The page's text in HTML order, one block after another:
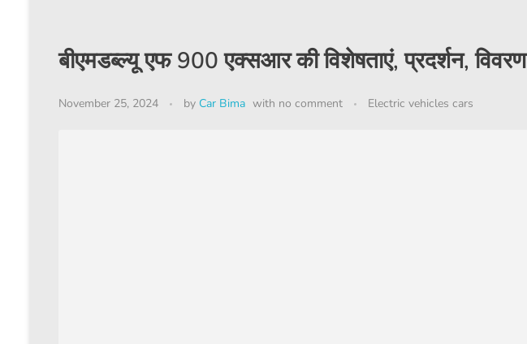
बीएमडब्ल्यू एफ 900 एक्सआर की विशेषताएं, प्रदर्शन, विवरण
November 25, 2024 by Car Bima with no comment Electric vehicles cars